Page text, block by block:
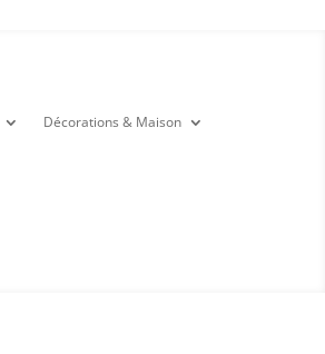
Décorations & Maison